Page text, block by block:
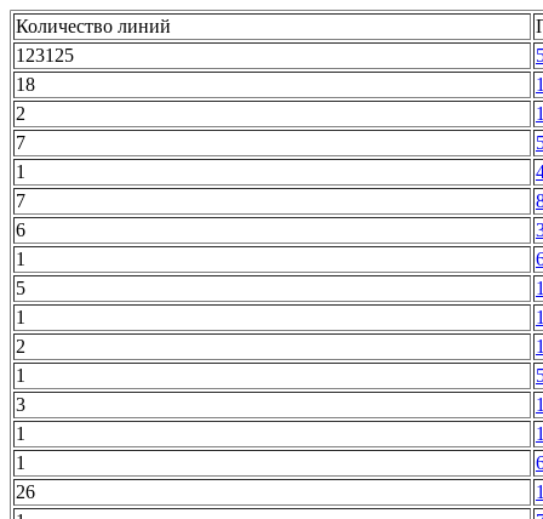
Количество линий
123125
18
2
7
1
7
6
1
5
1
2
1
3
1
1
26